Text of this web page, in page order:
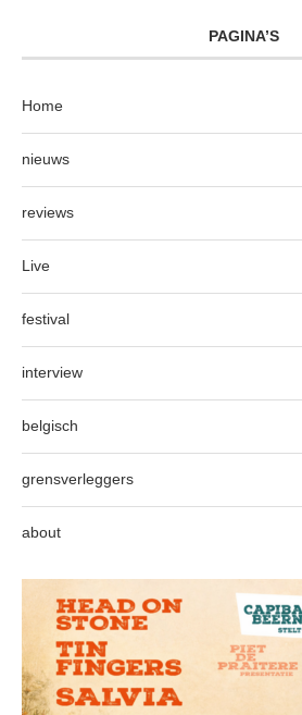
PAGINA’S
Home
nieuws
reviews
Live
festival
interview
belgisch
grensverleggers
about